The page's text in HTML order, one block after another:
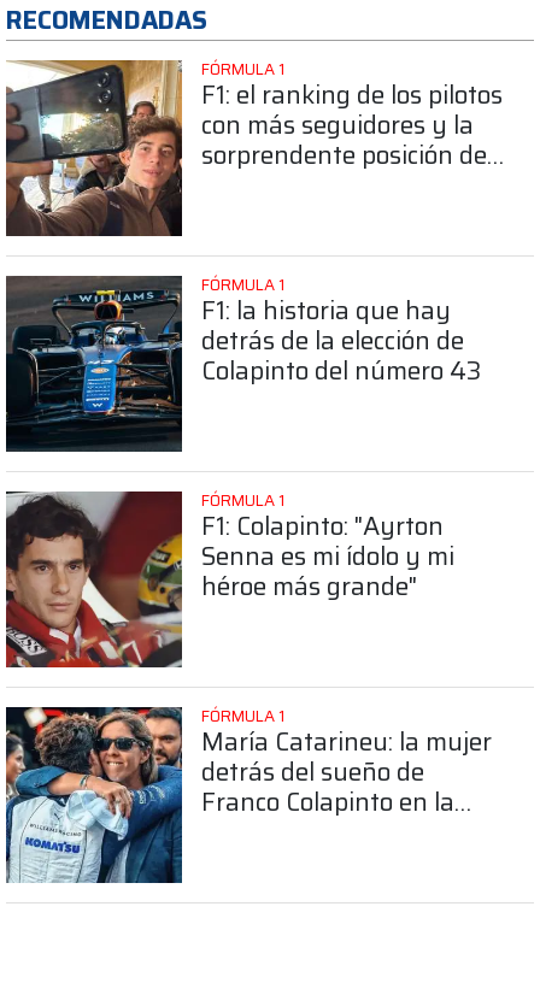
RECOMENDADAS
FÓRMULA 1
F1: el ranking de los pilotos
con más seguidores y la
sorprendente posición de
FÓRMULA 1
F1: la historia que hay
detrás de la elección de
Colapinto del número 43
FÓRMULA 1
F1: Colapinto: "Ayrton
Senna es mi ídolo y mi
héroe más grande"
FÓRMULA 1
María Catarineu: la mujer
detrás del sueño de
Franco Colapinto en la